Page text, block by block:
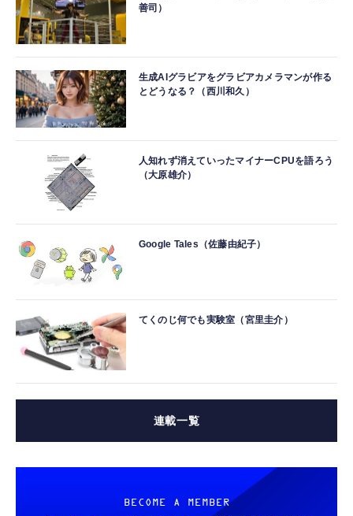
善司）
生成AIグラビアをグラビアカメラマンが作る
とどうなる？（西川和久）
人知れず消えていったマイナーCPUを語ろう
（大原雄介）
Google Tales（佐藤由紀子）
てくのじ何でも実験室（宮里圭介）
連載一覧
BECOME A MEMBER